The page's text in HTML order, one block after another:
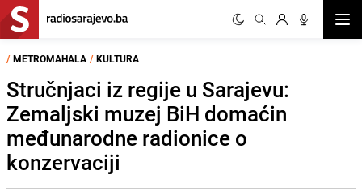
/ METROMAHALA / KULTURA
Stručnjaci iz regije u Sarajevu:
Zemaljski muzej BiH domaćin
međunarodne radionice o
konzervaciji